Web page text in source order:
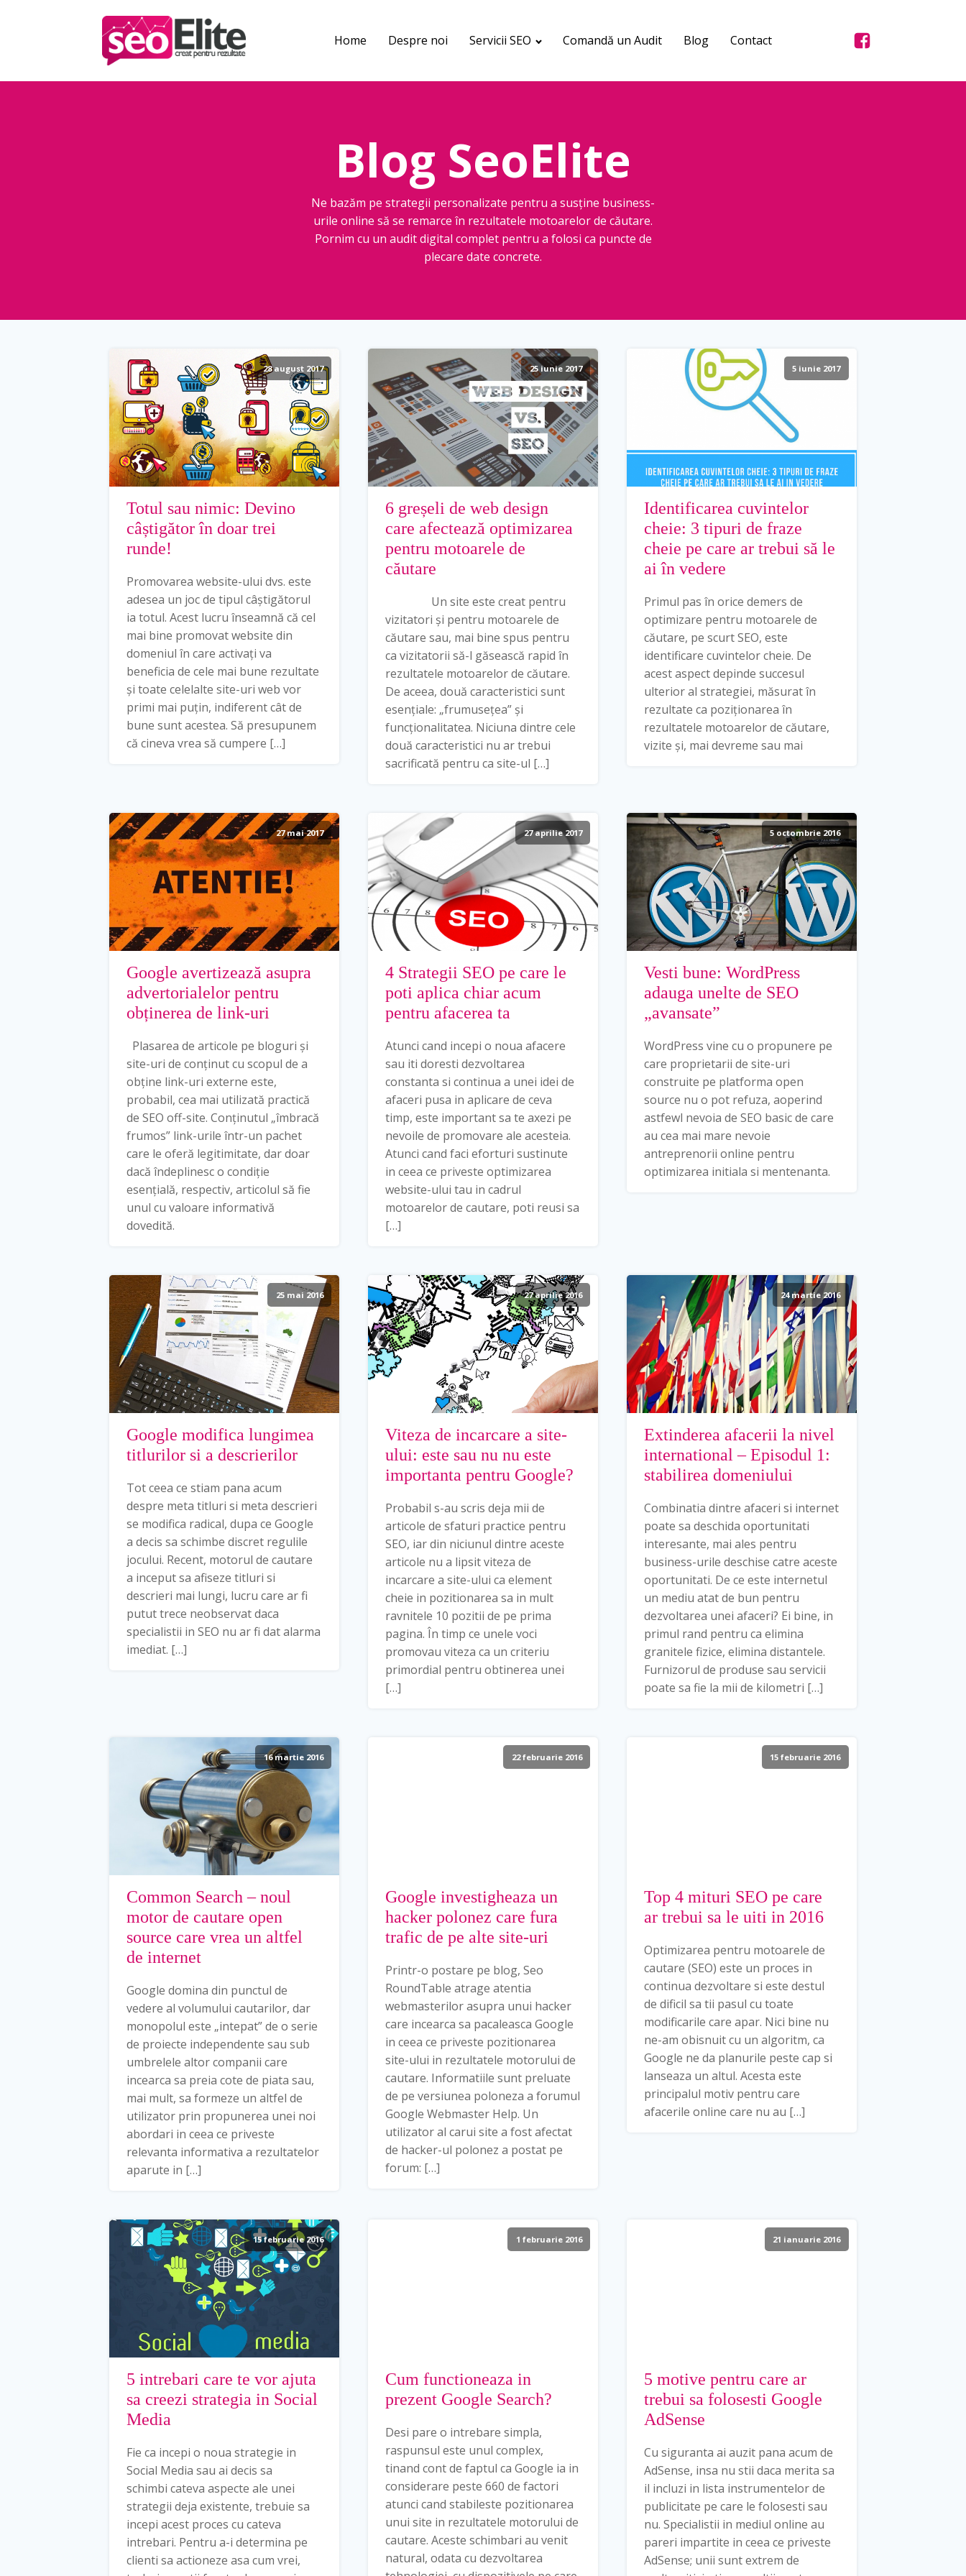
Home Despre noi Servicii SEO Comandă un Audit Blog Contact
Blog SeoElite
Ne bazăm pe strategii personalizate pentru a susține business-
urile online să se remarce în rezultatele motoarelor de căutare.
Pornim cu un audit digital complet pentru a folosi ca puncte de
plecare date concrete.
28 august 2017
Totul sau nimic: Devino
câștigător în doar trei
runde!
Promovarea website-ului dvs. este
adesea un joc de tipul câștigătorul
ia totul. Acest lucru înseamnă că cel
mai bine promovat website din
domeniul în care activați va
beneficia de cele mai bune rezultate
și toate celelalte site-uri web vor
primi mai puțin, indiferent cât de
bune sunt acestea. Să presupunem
că cineva vrea să cumpere […]
25 iunie 2017
6 greșeli de web design
care afectează optimizarea
pentru motoarele de
căutare
Un site este creat pentru
vizitatori și pentru motoarele de
căutare sau, mai bine spus pentru
ca vizitatorii să-l găsească rapid în
rezultatele motoarelor de căutare.
De aceea, două caracteristici sunt
esențiale: „frumusețea” și
funcționalitatea. Niciuna dintre cele
două caracteristici nu ar trebui
sacrificată pentru ca site-ul […]
5 iunie 2017
Identificarea cuvintelor
cheie: 3 tipuri de fraze
cheie pe care ar trebui să le
ai în vedere
Primul pas în orice demers de
optimizare pentru motoarele de
căutare, pe scurt SEO, este
identificare cuvintelor cheie. De
acest aspect depinde succesul
ulterior al strategiei, măsurat în
rezultate ca poziționarea în
rezultatele motoarelor de căutare,
vizite și, mai devreme sau mai
27 mai 2017
Google avertizează asupra
advertorialelor pentru
obținerea de link-uri
Plasarea de articole pe bloguri și
site-uri de conținut cu scopul de a
obține link-uri externe este,
probabil, cea mai utilizată practică
de SEO off-site. Conținutul „îmbracă
frumos” link-urile într-un pachet
care le oferă legitimitate, dar doar
dacă îndeplinesc o condiție
esențială, respectiv, articolul să fie
unul cu valoare informativă
dovedită.
27 aprilie 2017
4 Strategii SEO pe care le
poti aplica chiar acum
pentru afacerea ta
Atunci cand incepi o noua afacere
sau iti doresti dezvoltarea
constanta si continua a unei idei de
afaceri pusa in aplicare de ceva
timp, este important sa te axezi pe
nevoile de promovare ale acesteia.
Atunci cand faci eforturi sustinute
in ceea ce priveste optimizarea
website-ului tau in cadrul
motoarelor de cautare, poti reusi sa
[…]
5 octombrie 2016
Vesti bune: WordPress
adauga unelte de SEO
„avansate”
WordPress vine cu o propunere pe
care proprietarii de site-uri
construite pe platforma open
source nu o pot refuza, aoperind
astfewl nevoia de SEO basic de care
au cea mai mare nevoie
antreprenorii online pentru
optimizarea initiala si mentenanta.
25 mai 2016
Google modifica lungimea
titlurilor si a descrierilor
Tot ceea ce stiam pana acum
despre meta titluri si meta descrieri
se modifica radical, dupa ce Google
a decis sa schimbe discret regulile
jocului. Recent, motorul de cautare
a inceput sa afiseze titluri si
descrieri mai lungi, lucru care ar fi
putut trece neobservat daca
specialistii in SEO nu ar fi dat alarma
imediat. […]
27 aprilie 2016
Viteza de incarcare a site-
ului: este sau nu nu este
importanta pentru Google?
Probabil s-au scris deja mii de
articole de sfaturi practice pentru
SEO, iar din niciunul dintre aceste
articole nu a lipsit viteza de
incarcare a site-ului ca element
cheie in pozitionarea sa in mult
ravnitele 10 pozitii de pe prima
pagina. În timp ce unele voci
promovau viteza ca un criteriu
primordial pentru obtinerea unei
[…]
24 martie 2016
Extinderea afacerii la nivel
international – Episodul 1:
stabilirea domeniului
Combinatia dintre afaceri si internet
poate sa deschida oportunitati
interesante, mai ales pentru
business-urile deschise catre aceste
oportunitati. De ce este internetul
un mediu atat de bun pentru
dezvoltarea unei afaceri? Ei bine, in
primul rand pentru ca elimina
granitele fizice, elimina distantele.
Furnizorul de produse sau servicii
poate sa fie la mii de kilometri […]
16 martie 2016
Common Search – noul
motor de cautare open
source care vrea un altfel
de internet
Google domina din punctul de
vedere al volumului cautarilor, dar
monopolul este „intepat” de o serie
de proiecte independente sau sub
umbrelele altor companii care
incearca sa preia cote de piata sau,
mai mult, sa formeze un altfel de
utilizator prin propunerea unei noi
abordari in ceea ce priveste
relevanta informativa a rezultatelor
aparute in […]
22 februarie 2016
Google investigheaza un
hacker polonez care fura
trafic de pe alte site-uri
Printr-o postare pe blog, Seo
RoundTable atrage atentia
webmasterilor asupra unui hacker
care incearca sa pacaleasca Google
in ceea ce priveste pozitionarea
site-ului in rezultatele motorului de
cautare. Informatiile sunt preluate
de pe versiunea poloneza a forumul
Google Webmaster Help. Un
utilizator al carui site a fost afectat
de hacker-ul polonez a postat pe
forum: […]
15 februarie 2016
Top 4 mituri SEO pe care
ar trebui sa le uiti in 2016
Optimizarea pentru motoarele de
cautare (SEO) este un proces in
continua dezvoltare si este destul
de dificil sa tii pasul cu toate
modificarile care apar. Nici bine nu
ne-am obisnuit cu un algoritm, ca
Google ne da planurile peste cap si
lanseaza un altul. Acesta este
principalul motiv pentru care
afacerile online care nu au […]
15 februarie 2016
5 intrebari care te vor ajuta
sa creezi strategia in Social
Media
Fie ca incepi o noua strategie in
Social Media sau ai decis sa
schimbi cateva aspecte ale unei
strategii deja existente, trebuie sa
incepi acest proces cu cateva
intrebari. Pentru a-i determina pe
clienti sa actioneze asa cum vrei,
1 februarie 2016
Cum functioneaza in
prezent Google Search?
Desi pare o intrebare simpla,
raspunsul este unul complex,
tinand cont de faptul ca Google ia in
considerare peste 660 de factori
atunci cand stabileste pozitionarea
unui site in rezultatele motorului de
cautare. Aceste schimbari au venit
natural, odata cu dezvoltarea
21 ianuarie 2016
5 motive pentru care ar
trebui sa folosesti Google
AdSense
Cu siguranta ai auzit pana acum de
AdSense, insa nu stii daca merita sa
il incluzi in lista instrumentelor de
publicitate pe care le folosesti sau
nu. Specialistii in mediul online au
pareri impartite in ceea ce priveste
AdSense; unii sunt extrem de